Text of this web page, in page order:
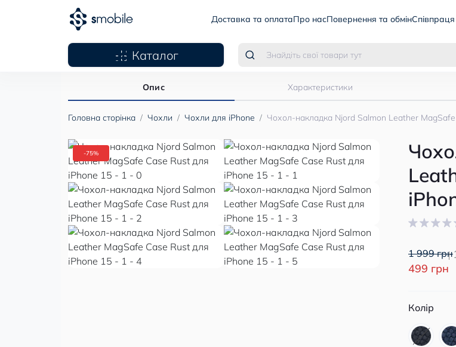
Доставка та оплатаПро насПовернення та обмін
Каталог
Головна сторінка Чохли Чохли для iPhone Чохол-накладка Njord Salmon Leather
Опис Характеристики
-75%
1 999 грн
499 грн
Колір